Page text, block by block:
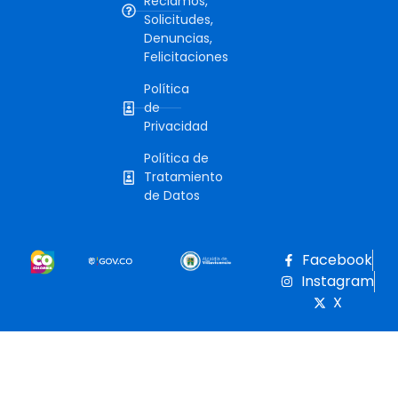
Solicitudes,
Denuncias,
Felicitaciones
Política
de
Privacidad
Política de
Tratamiento
de Datos
Facebook
Instagram
X